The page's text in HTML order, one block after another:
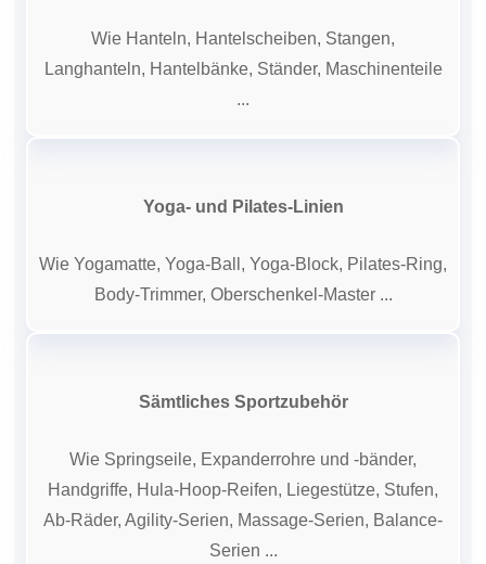
Wie Hanteln, Hantelscheiben, Stangen,
Langhanteln, Hantelbänke, Ständer, Maschinenteile
...
Yoga- und Pilates-Linien
Wie Yogamatte, Yoga-Ball, Yoga-Block, Pilates-Ring,
Body-Trimmer, Oberschenkel-Master ...
Sämtliches Sportzubehör
Wie Springseile, Expanderrohre und -bänder,
Handgriffe, Hula-Hoop-Reifen, Liegestütze, Stufen,
Ab-Räder, Agility-Serien, Massage-Serien, Balance-
Serien ...